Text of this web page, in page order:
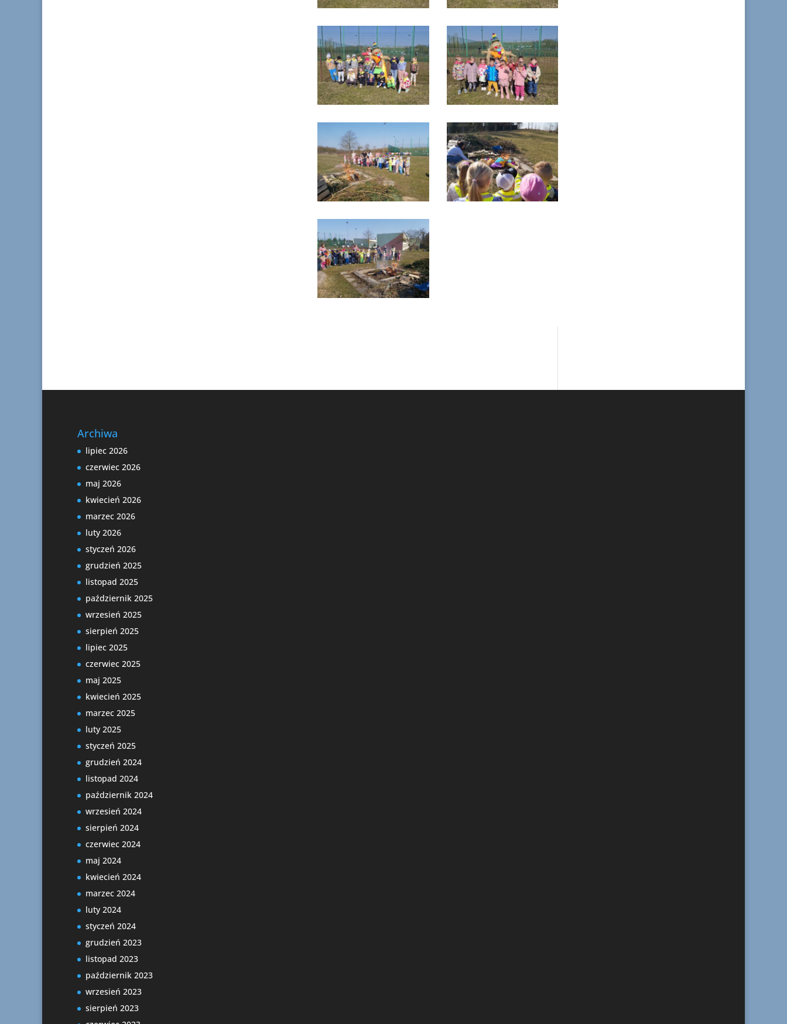
Archiwa
lipiec 2026
czerwiec 2026
maj 2026
kwiecień 2026
marzec 2026
luty 2026
styczeń 2026
grudzień 2025
listopad 2025
październik 2025
wrzesień 2025
sierpień 2025
lipiec 2025
czerwiec 2025
maj 2025
kwiecień 2025
marzec 2025
luty 2025
styczeń 2025
grudzień 2024
listopad 2024
październik 2024
wrzesień 2024
sierpień 2024
czerwiec 2024
maj 2024
kwiecień 2024
marzec 2024
luty 2024
styczeń 2024
grudzień 2023
listopad 2023
październik 2023
wrzesień 2023
sierpień 2023